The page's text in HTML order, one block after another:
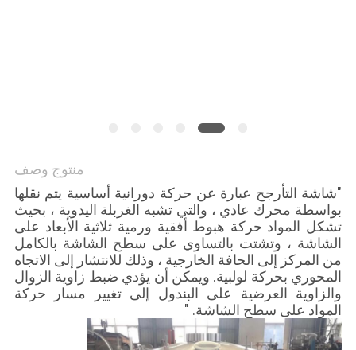
منتوج وصف
"شاشة التأرجح عبارة عن حركة دورانية أساسية يتم نقلها
بواسطة محرك عادي ، والتي تشبه الغربلة اليدوية ، بحيث
تشكل المواد حركة هبوط أفقية ورمية ثلاثية الأبعاد على
الشاشة ، وتشتت بالتساوي على سطح الشاشة بالكامل
من المركز إلى الحافة الخارجية ، وذلك للانتشار إلى الاتجاه
المحوري بحركة لولبية. ويمكن أن يؤدي ضبط زاوية الزوال
والزاوية العرضية على البندول إلى تغيير مسار حركة
المواد على سطح الشاشة. "